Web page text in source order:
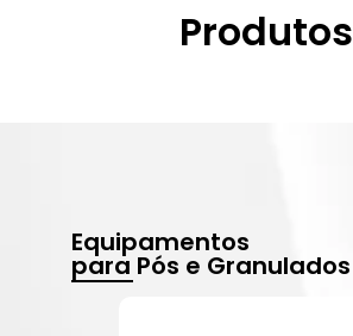
Produtos
Equipamentos
para Pós e Granulados